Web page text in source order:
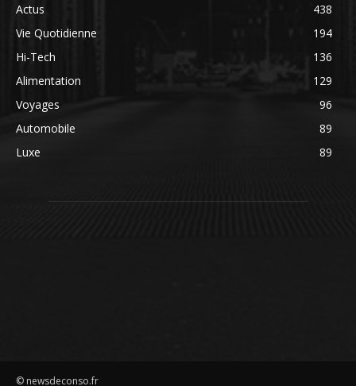
Actus
438
Vie Quotidienne
194
Hi-Tech
136
Alimentation
129
Voyages
96
Automobile
89
Luxe
89
© newsdeconso.fr